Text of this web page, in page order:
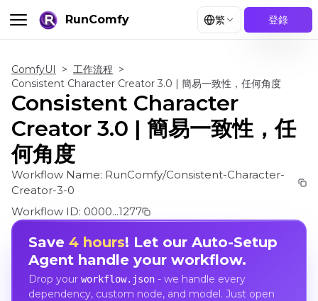
RunComfy 繁 登錄
ComfyUI > 工作流程 >
Consistent Character Creator 3.0 | 簡易一致性，任何角度
Consistent Character
Creator 3.0 | 簡易一致性，任
何角度
Workflow Name: RunComfy/Consistent-Character-
Creator-3-0
Workflow ID: 0000...1277
Save 4 hours! Let our Auto-Setup
Agent handle your workflow.
Drop your workflow.json- we handle every
dependency, custom node, and model. Just open